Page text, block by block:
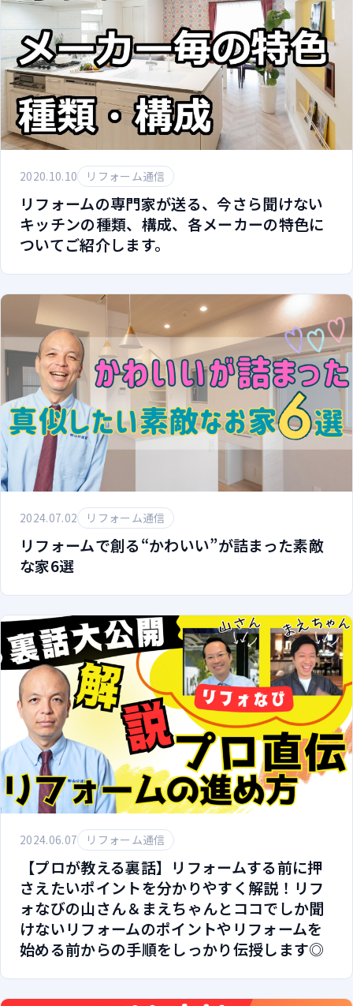
2020.10.10 リフォーム通信
リフォームの専門家が送る、今さら聞けない
キッチンの種類、構成、各メーカーの特色に
ついてご紹介します。
2024.07.02 リフォーム通信
リフォームで創る“かわいい”が詰まった素敵
な家6選
2024.06.07 リフォーム通信
【プロが教える裏話】リフォームする前に押
さえたいポイントを分かりやすく解説！リフ
ォなびの山さん＆まえちゃんとココでしか聞
けないリフォームのポイントやリフォームを
始める前からの手順をしっかり伝授します◎